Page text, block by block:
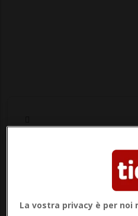
Notizie
La vostra privacy è per